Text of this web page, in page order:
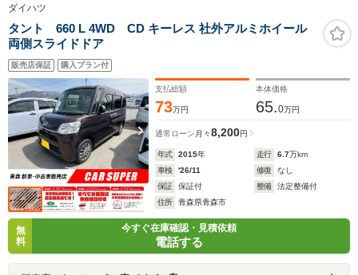
ダイハツ
タント 660 L 4WD CD キーレス 社外アルミホイール
両側スライドドア
販売店保証 購入プラン付
支払総額
73万円
本体価格
65.0万円
通常ローン 月々8,200円
年式 2015年 走行 6.7万km
車検
'26/11 修復
なし
保証
保証付 整備
法定整備付
住所
青森県青森市
無
料
今すぐ在庫確認・見積依頼
電話する